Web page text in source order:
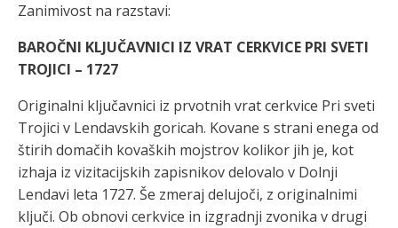
Zanimivost na razstavi:
BAROČNI KLJUČAVNICI IZ VRAT CERKVICE PRI SVETI
TROJICI – 1727
Originalni ključavnici iz prvotnih vrat cerkvice Pri sveti
Trojici v Lendavskih goricah. Kovane s strani enega od
štirih domačih kovaških mojstrov kolikor jih je, kot
izhaja iz vizitacijskih zapisnikov delovalo v Dolnji
Lendavi leta 1727. Še zmeraj delujoči, z originalnimi
ključi. Ob obnovi cerkvice in izgradnji zvonika v drugi